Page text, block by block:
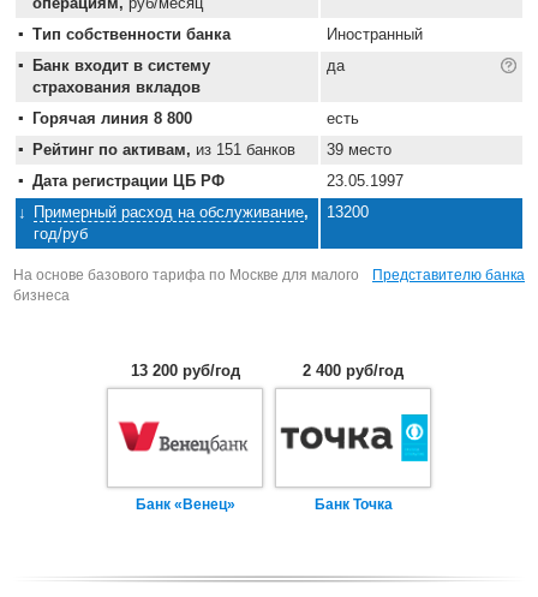
Тип собственности банка
Иностранный
Банк входит в систему
страхования вкладов
да
Горячая линия 8 800
есть
Рейтинг по активам, из 151 банков
39 место
Дата регистрации ЦБ РФ
23.05.1997
Примерный расход на обслуживание,
год/руб
13200
На основе базового тарифа по Москве для малого
бизнеса
Представителю банка
13 200 руб/год
Банк «Венец»
2 400 руб/год
Банк Точка